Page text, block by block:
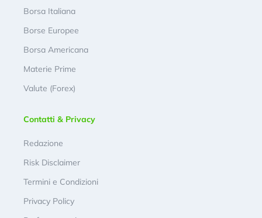
Borsa Italiana
Borse Europee
Borsa Americana
Materie Prime
Valute (Forex)
Contatti & Privacy
Redazione
Risk Disclaimer
Termini e Condizioni
Privacy Policy